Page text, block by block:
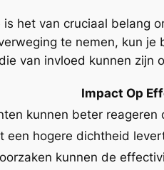
het van cruciaal
te nemen, kun je
van invloed kunnen zijn
Impact Op
kunnen beter reageren
een hogere dichtheid
kunnen de